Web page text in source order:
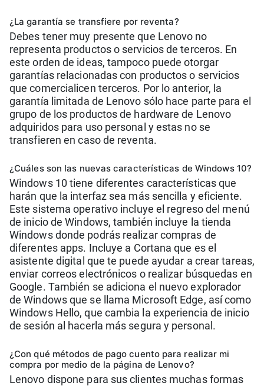
¿La garantía se transfiere por reventa?
Debes tener muy presente que Lenovo no
representa productos o servicios de terceros. En
este orden de ideas, tampoco puede otorgar
garantías relacionadas con productos o servicios
que comercialicen terceros. Por lo anterior, la
garantía limitada de Lenovo sólo hace parte para el
grupo de los productos de hardware de Lenovo
adquiridos para uso personal y estas no se
transfieren en caso de reventa.
¿Cuáles son las nuevas características de Windows 10?
Windows 10 tiene diferentes características que
harán que la interfaz sea más sencilla y eficiente.
Este sistema operativo incluye el regreso del menú
de inicio de Windows, también incluye la tienda
Windows donde podrás realizar compras de
diferentes apps. Incluye a Cortana que es el
asistente digital que te puede ayudar a crear tareas,
enviar correos electrónicos o realizar búsquedas en
Google. También se adiciona el nuevo explorador
de Windows que se llama Microsoft Edge, así como
Windows Hello, que cambia la experiencia de inicio
de sesión al hacerla más segura y personal.
¿Con qué métodos de pago cuento para realizar mi
compra por medio de la página de Lenovo?
Lenovo dispone para sus clientes muchas formas